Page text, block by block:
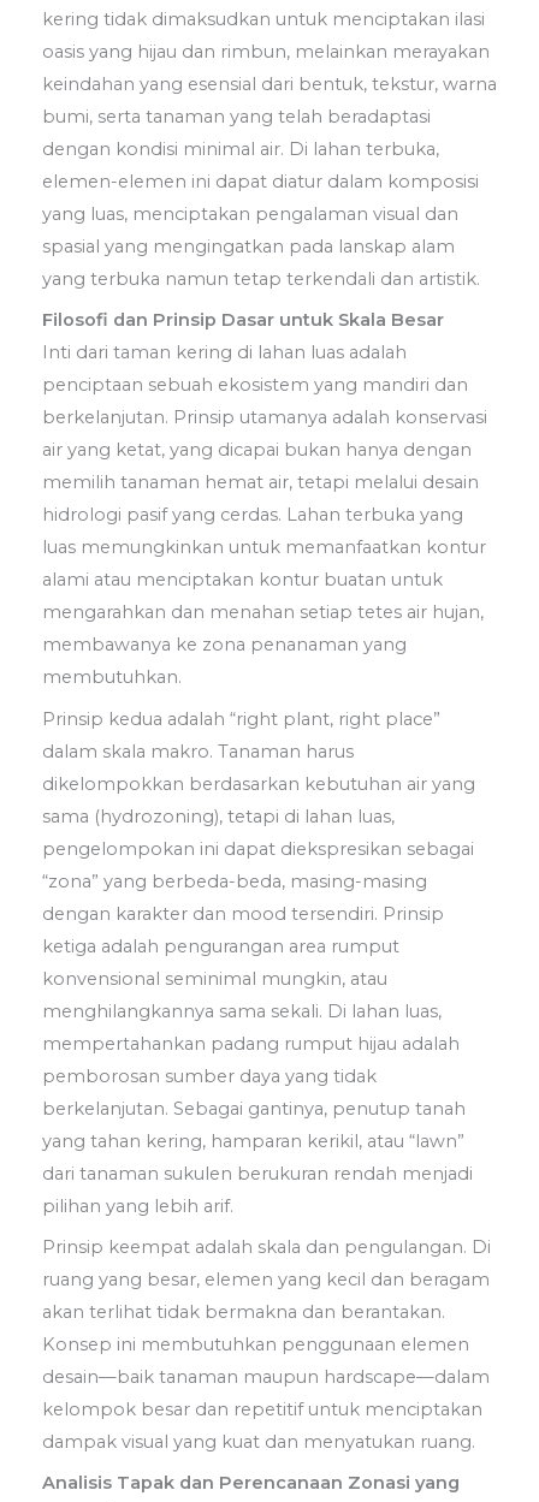
kering tidak dimaksudkan untuk menciptakan ilasi
oasis yang hijau dan rimbun, melainkan merayakan
keindahan yang esensial dari bentuk, tekstur, warna
bumi, serta tanaman yang telah beradaptasi
dengan kondisi minimal air. Di lahan terbuka,
elemen-elemen ini dapat diatur dalam komposisi
yang luas, menciptakan pengalaman visual dan
spasial yang mengingatkan pada lanskap alam
yang terbuka namun tetap terkendali dan artistik.
Filosofi dan Prinsip Dasar untuk Skala Besar
Inti dari taman kering di lahan luas adalah
penciptaan sebuah ekosistem yang mandiri dan
berkelanjutan. Prinsip utamanya adalah konservasi
air yang ketat, yang dicapai bukan hanya dengan
memilih tanaman hemat air, tetapi melalui desain
hidrologi pasif yang cerdas. Lahan terbuka yang
luas memungkinkan untuk memanfaatkan kontur
alami atau menciptakan kontur buatan untuk
mengarahkan dan menahan setiap tetes air hujan,
membawanya ke zona penanaman yang
membutuhkan.
Prinsip kedua adalah “right plant, right place”
dalam skala makro. Tanaman harus
dikelompokkan berdasarkan kebutuhan air yang
sama (hydrozoning), tetapi di lahan luas,
pengelompokan ini dapat diekspresikan sebagai
“zona” yang berbeda-beda, masing-masing
dengan karakter dan mood tersendiri. Prinsip
ketiga adalah pengurangan area rumput
konvensional seminimal mungkin, atau
menghilangkannya sama sekali. Di lahan luas,
mempertahankan padang rumput hijau adalah
pemborosan sumber daya yang tidak
berkelanjutan. Sebagai gantinya, penutup tanah
yang tahan kering, hamparan kerikil, atau “lawn”
dari tanaman sukulen berukuran rendah menjadi
pilihan yang lebih arif.
Prinsip keempat adalah skala dan pengulangan. Di
ruang yang besar, elemen yang kecil dan beragam
akan terlihat tidak bermakna dan berantakan.
Konsep ini membutuhkan penggunaan elemen
desain—baik tanaman maupun hardscape—dalam
kelompok besar dan repetitif untuk menciptakan
dampak visual yang kuat dan menyatukan ruang.
Analisis Tapak dan Perencanaan Zonasi yang